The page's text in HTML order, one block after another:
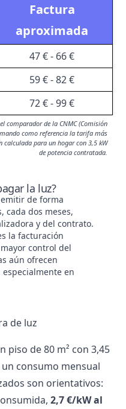
Factura
aproximada
47 € - 66 €
59 € - 82 €
72 € - 99 €
comparador de la CNMC (Comisión
como referencia la tarifa más
para un hogar con 3,5 kW
de potencia contratada.
la luz?
de forma
cada dos meses,
y del contrato.
la facturación
control del
aún ofrecen
en
de luz
piso de 80 m² con 3,45
consumo mensual
son orientativos:
2,7 €/kW al